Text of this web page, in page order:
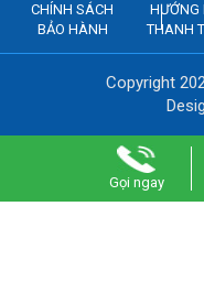
CHÍNH SÁCH
BẢO HÀNH
HƯỚNG
THANH
Copyright
Gọi ngay